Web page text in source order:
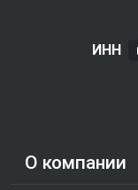
О компании
ИНН